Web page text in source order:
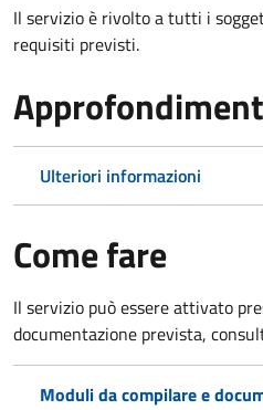
Il servizio è rivolto a tutti i
requisiti previsti.
Ulteriori informazioni
Come fare
Il servizio può essere attivato
documentazione prevista,
Moduli da compilare e